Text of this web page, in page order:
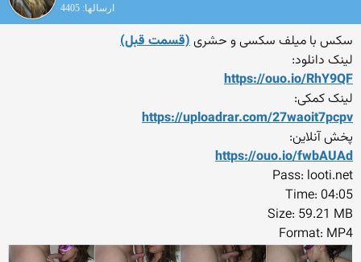
ارسالها: 4405
سکس با میلف سکسی و حشری(قسمت قبل)
لینک دانلود:
https://ouo.io/RhY9QF
لینک کمکی:
https://uploadrar.com/27waoit7pcpv
پخش آنلاین:
https://ouo.io/fwbAUAd
Pass: looti.net
Time: 04:05
Size: 59.21 MB
Format: MP4